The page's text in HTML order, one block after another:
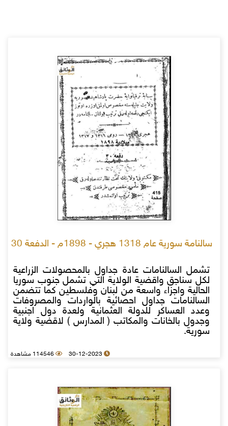
سالنامة سورية عام 1318 هجري - 1898م - الدفعة 30
تشمل السالنامات عادة جداول بالمحصولات الزراعية
لكل سناجق واقضية الولاية التي تشمل جنوب سوريا
الحالية واجزاء واسعة من لبنان وفلسطين كما تتضمن
السالنامات جداول احصائية بالواردات والمصروفات
وعدد العساكر للدولة العثمانية ولعدة دول اجنبية
وجدول بالخانات والمكاتب ( المدارس ) لاقضية ولاية
سورية.
30-12-2023 114546 مشاهدة